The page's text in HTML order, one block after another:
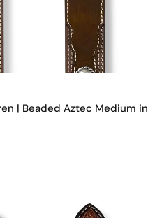
| Beaded Aztec Medium in